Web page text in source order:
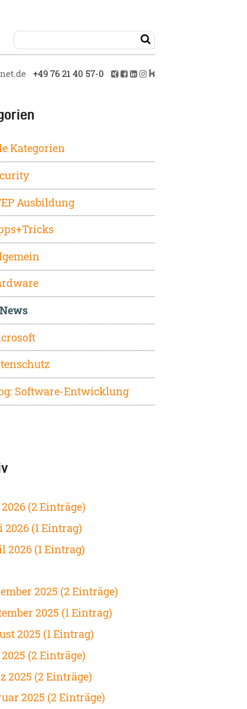

+49 76 21 40 57-0
Kategorien
Ausbildung
Software-Entwicklung
(2 Einträge)
2026 (1 Eintrag)
2026 (1 Eintrag)
2025 (2 Einträge)
2025 (1 Eintrag)
2025 (1 Eintrag)
(2 Einträge)
2025 (2 Einträge)
2025 (2 Einträge)